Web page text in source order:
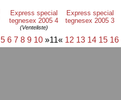
Express special
tegnesex 2005 4
(Venteliste)
Express special
tegnesex 2005 3
5 6 7 8 9 10»11« 12 13 14 15 16